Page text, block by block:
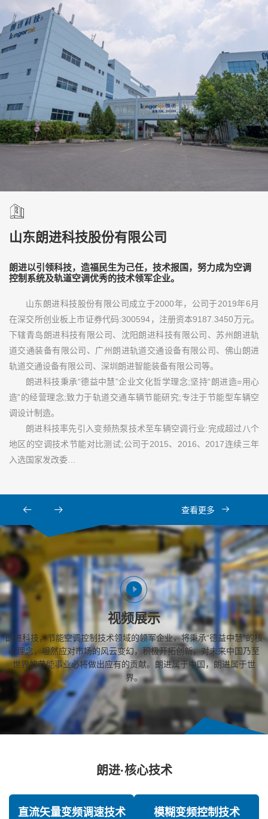
山东朗进科技股份有限公司
朗进以引领科技，造福民生为己任，技术报国，努力成为空调
控制系统及轨道空调优秀的技术领军企业。
山东朗进科技股份有限公司成立于2000年，公司于2019年6月
在深交所创业板上市证券代码:300594，注册资本9187.3450万元。
下辖青岛朗进科技有限公司、沈阳朗进科技有限公司、苏州朗进轨
道交通装备有限公司、广州朗进轨道交通设备有限公司、佛山朗进
轨道交通设备有限公司、深圳朗进智能装备有限公司等。
朗进科技秉承“德益中慧”企业文化哲学理念;坚持“朗进造=用心
造”的经营理念;致力于轨道交通车辆节能研究;专注于节能型车辆空
调设计制造。
朗进科技率先引入变频热泵技术至车辆空调行业:完成超过八个
地区的空调技术节能对比测试;公司于2015、2016、2017连续三年
入选国家发改委…
查看更多
视频展示
朗进科技，节能空调控制技术领域的领军企业，将秉承“德益中慧”的核
心理念，坦然应对市场的风云变幻，积极开拓创新，对未来中国乃至
世界的节能事业必将做出应有的贡献。朗进属于中国，朗进属于世
界。
朗进·核心技术
直流矢量变频调速技术 模糊变频控制技术